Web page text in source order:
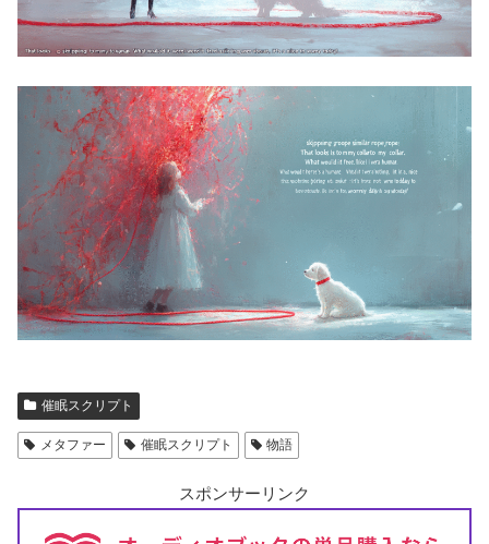
催眠スクリプト
メタファー 催眠スクリプト 物語
スポンサーリンク